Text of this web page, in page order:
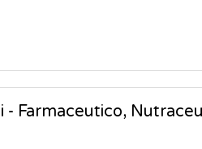
Farmaceutico,